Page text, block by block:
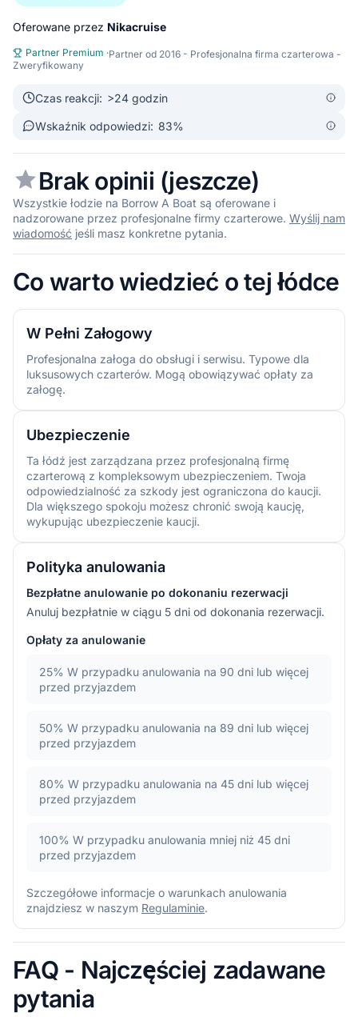
Oferowane przez Nikacruise
Partner Premium ·Partner od 2016 - Profesjonalna firma czarterowa -
Zweryfikowany
Czas reakcji: >24 godzin
Wskaźnik odpowiedzi: 83%
Brak opinii (jeszcze)
Wszystkie łodzie na Borrow A Boat są oferowane i
nadzorowane przez profesjonalne firmy czarterowe. Wyślij nam
wiadomość jeśli masz konkretne pytania.
Co warto wiedzieć o tej łódce
W Pełni Załogowy
Profesjonalna załoga do obsługi i serwisu. Typowe dla
luksusowych czarterów. Mogą obowiązywać opłaty za
załogę.
Ubezpieczenie
Ta łódź jest zarządzana przez profesjonalną firmę
czarterową z kompleksowym ubezpieczeniem. Twoja
odpowiedzialność za szkody jest ograniczona do kaucji.
Dla większego spokoju możesz chronić swoją kaucję,
wykupując ubezpieczenie kaucji.
Polityka anulowania
Bezpłatne anulowanie po dokonaniu rezerwacji
Anuluj bezpłatnie w ciągu 5 dni od dokonania rezerwacji.
Opłaty za anulowanie
25% W przypadku anulowania na 90 dni lub więcej
przed przyjazdem
50% W przypadku anulowania na 89 dni lub więcej
przed przyjazdem
80% W przypadku anulowania na 45 dni lub więcej
przed przyjazdem
100% W przypadku anulowania mniej niż 45 dni
przed przyjazdem
Szczegółowe informacje o warunkach anulowania
znajdziesz w naszym Regulaminie.
FAQ - Najczęściej zadawane
pytania